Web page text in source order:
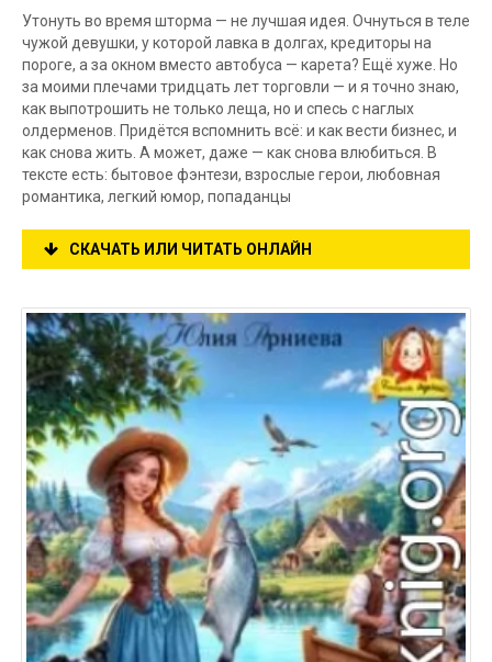
Утонуть во время шторма — не лучшая идея. Очнуться в теле
чужой девушки, у которой лавка в долгах, кредиторы на
пороге, а за окном вместо автобуса — карета? Ещё хуже. Но
за моими плечами тридцать лет торговли — и я точно знаю,
как выпотрошить не только леща, но и спесь с наглых
олдерменов. Придётся вспомнить всё: и как вести бизнес, и
как снова жить. А может, даже — как снова влюбиться. В
тексте есть: бытовое фэнтези, взрослые герои, любовная
романтика, легкий юмор, попаданцы
СКАЧАТЬ ИЛИ ЧИТАТЬ ОНЛАЙН